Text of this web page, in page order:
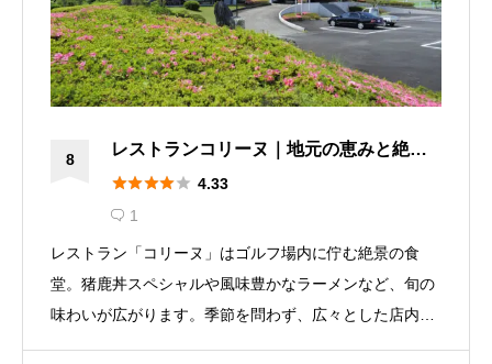
8
レストランコリーヌ｜地元の恵みと絶景
を味わう、ラーメンと自家製料理
 4.33
 1
レストラン「コリーヌ」はゴルフ場内に佇む絶景の食
堂。猪鹿丼スペシャルや風味豊かなラーメンなど、旬の
味わいが広がります。季節を問わず、広々とした店内か
らの眺望と地元食材にこだわった料理で心地よいひとと